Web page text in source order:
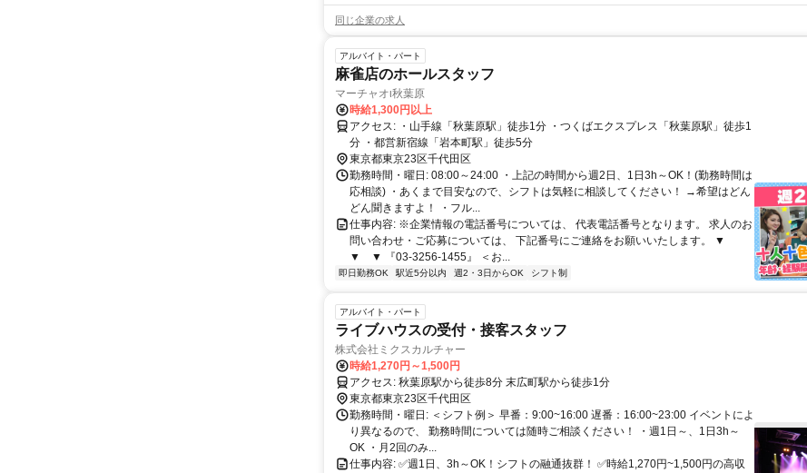
同じ企業の求人
アルバイト・パート
麻雀店のホールスタッフ
マーチャオι秋葉原
時給1,300円以上
アクセス: ・山手線「秋葉原駅」徒歩1分 ・つくばエクスプレス「秋葉原駅」徒歩1
分 ・都営新宿線「岩本町駅」徒歩5分
東京都東京23区千代田区
勤務時間・曜日: 08:00～24:00 ・上記の時間から週2日、1日3h～OK！(勤務時間は
応相談) ・あくまで目安なので、シフトは気軽に相談してください！ →希望はどん
どん聞きますよ！ ・フル...
仕事内容: ※企業情報の電話番号については、 代表電話番号となります。 求人のお
問い合わせ・ご応募については、 下記番号にご連絡をお願いいたします。 ▼
▼ ▼ 『03-3256-1455』 ＜お...
即日勤務OK 駅近5分以内 週2・3日からOK シフト制
アルバイト・パート
ライブハウスの受付・接客スタッフ
株式会社ミクスカルチャー
時給1,270円～1,500円
アクセス: 秋葉原駅から徒歩8分 末広町駅から徒歩1分
東京都東京23区千代田区
勤務時間・曜日: ＜シフト例＞ 早番：9:00~16:00 遅番：16:00~23:00 イベントによ
り異なるので、 勤務時間については随時ご相談ください！ ・週1日～、1日3h～
OK ・月2回のみ...
仕事内容: ✅週1日、3h～OK！シフトの融通抜群！ ✅時給1,270円~1,500円の高収